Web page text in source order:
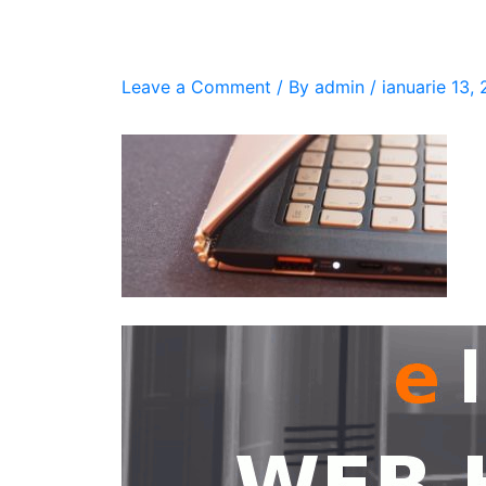
Leave a Comment / By admin / ianuarie 13,